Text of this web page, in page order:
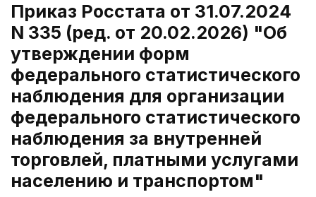
Приказ Росстата от 31.07.2024
N 335 (ред. от 20.02.2026) "Об
утверждении форм
федерального статистического
наблюдения для организации
федерального статистического
наблюдения за внутренней
торговлей, платными услугами
населению и транспортом"